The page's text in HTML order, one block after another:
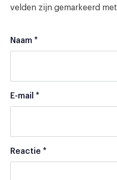
velden zijn gemarkeerd met
Naam *
E-mail *
Reactie *